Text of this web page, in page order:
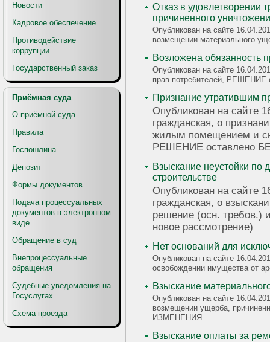
Новости
Кадровое обеспечение
Противодействие
коррупции
Государственный заказ
Приёмная суда
О приёмной суда
Правила
Госпошлина
Депозит
Формы документов
Подача процессуальных
документов в электронном
виде
Обращение в суд
Внепроцессуальные
обращения
Судебные уведомления на
Госуслугах
Схема проезда
Отказ в удовлетворении
причиненного
Опубликован на сайте
возмещении материального
Возложена обязанность
Опубликован на сайте
прав потребителей,
Признание утратившим
Опубликован на сайте
гражданская, о
жилым помещением и
РЕШЕНИЕ оставлено
Взыскание неустойки по
строительстве
Опубликован на сайте
гражданская, о
решение (осн. требов.)
новое рассмотрение)
Нет оснований для
Опубликован на сайте
освобождении имущества от
Взыскание
Опубликован на сайте
возмещении ущерба,
ИЗМЕНЕНИЯ
Взыскание оплаты за